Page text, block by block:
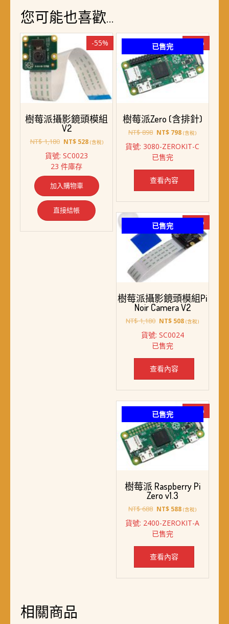
您可能也喜歡…
-55%
樹莓派攝影鏡頭模組
V2
NT$1,180 原
價
格：
NT$ 1,180。
NT$528目
NT$ 528。
(含稅)
貨號: SC0023
23 件庫存
加入購物車
直接結帳
已售完 -11%
樹莓派Zero (含排針)
NT$898 原
價
格：
NT$ 898。
NT$ 798目
價
NT$ 798。
(含稅)
貨號: 3080-ZEROKIT-C
已售完
查看內容
已售完 -57%
樹莓派攝影鏡頭模組Pi
Noir Camera V2
NT$1,180 原
價
格：
NT$ 1,180。
NT$ 508目
價
NT$ 508。
(含稅)
貨號: SC0024
已售完
查看內容
已售完 -15%
樹莓派 Raspberry Pi
Zero v1.3
NT$688 原
價
格：
NT$ 688。
NT$ 588目
價
NT$ 588。
(含稅)
貨號: 2400-ZEROKIT-A
已售完
查看內容
相關商品